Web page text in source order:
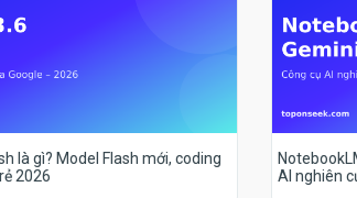
là gì? Model Flash mới, coding
2026
AI nghiên